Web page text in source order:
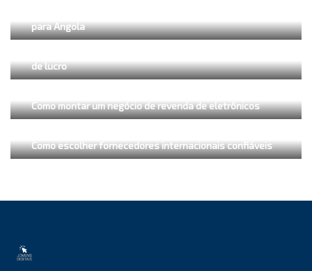
para Angola
de lucro
Como montar um negócio de revenda de eletrônicos
Como escolher fornecedores internacionais confiáveis